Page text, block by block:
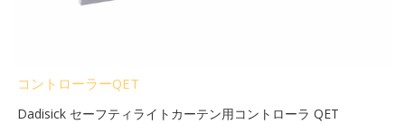
コントローラーQET
Dadisick セーフティライトカーテン用コントローラ QET